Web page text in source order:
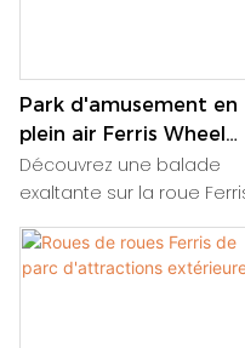
Park d'amusement en
plein air Ferris Wheel
Rides 49m
Découvrez une balade
exaltante sur la roue
extérieures, dominant à
une hauteur de 49